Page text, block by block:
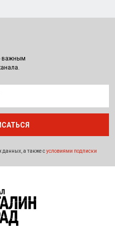
важным
данных, а также сусловиями подписки